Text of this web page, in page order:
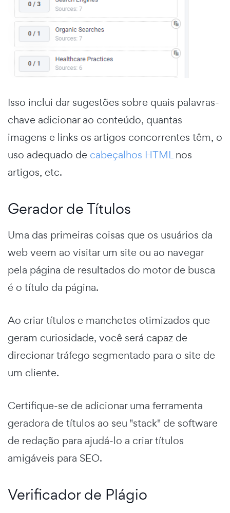
Isso inclui dar sugestões sobre quais palavras-
chave adicionar ao conteúdo, quantas
imagens e links os artigos concorrentes têm, o
uso adequado de cabeçalhos HTMLnos
artigos, etc.
Gerador de Títulos
Uma das primeiras coisas que os usuários da
web veem ao visitar um site ou ao navegar
pela página de resultados do motor de busca
é o título da página.
Ao criar títulos e manchetes otimizados que
geram curiosidade, você será capaz de
direcionar tráfego segmentado para o site de
um cliente.
Certifique-se de adicionar uma ferramenta
geradora de títulos ao seu "stack" de software
de redação para ajudá-lo a criar títulos
amigáveis para SEO.
Verificador de Plágio